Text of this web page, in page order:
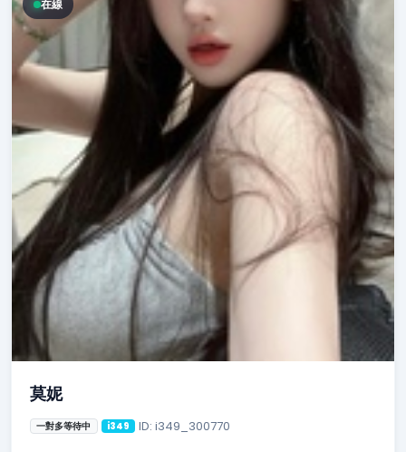
在線
莫妮
一對多等待中 i349 ID: i349_300770